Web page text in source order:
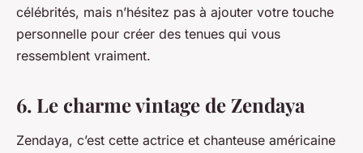
célébrités, mais n’hésitez pas à ajouter votre touche
personnelle pour créer des tenues qui vous
ressemblent vraiment.
6. Le charme vintage de Zendaya
Zendaya, c’est cette actrice et chanteuse américaine